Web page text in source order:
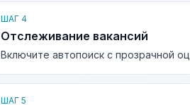
ШАГ 4
Отслеживание вакансий
Включите автопоиск с прозрачной
ШАГ 5